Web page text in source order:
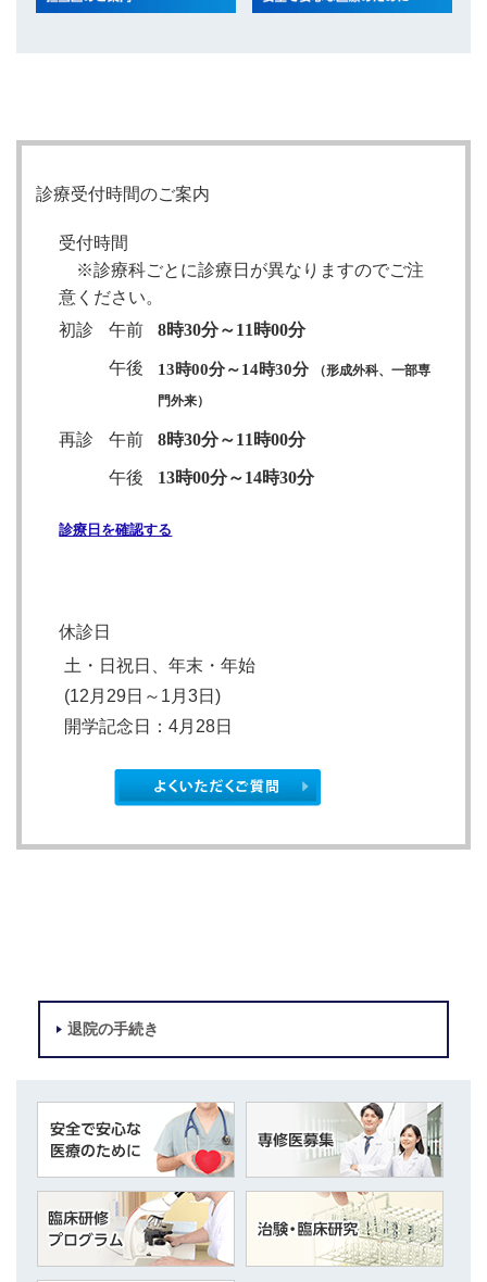
診療受付時間のご案内
受付時間
※診療科ごとに診療日が異なりますのでご注
意ください。
初診
午前 8時30分～11時00分
午後 13時00分～14時30分
（形成外科、一部専
門外来）
再診 午前 8時30分～11時00分
午後 13時00分～14時30分
診療日を確認する
休診日
土・日祝日、年末・年始
(12月29日～1月3日)
開学記念日
：4月28日
退院の手続き